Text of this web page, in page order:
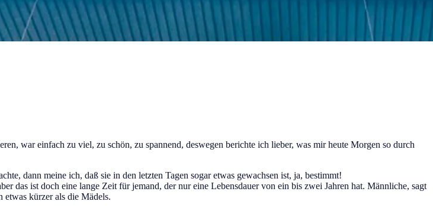
war einfach zu viel, zu schön, zu spannend, deswegen berichte ich lieber, was mir heute Morgen so durch
dann meine ich, daß sie in den letzten Tagen sogar etwas gewachsen ist, ja, bestimmt!
das ist doch eine lange Zeit für jemand, der nur eine Lebensdauer von ein bis zwei Jahren hat. Männliche, sagt
etwas kürzer als die Mädels.